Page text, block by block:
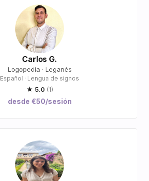
Carlos G.
Logopedia · Leganés
Español · Lengua de signos
★ 5.0 (1)
desde €50/sesión